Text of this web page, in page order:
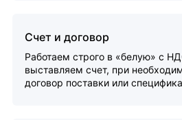
Счет и договор
Работаем строго в «белую» с
выставляем счет, при
договор поставки или